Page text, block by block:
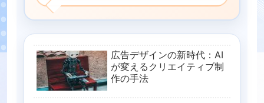
広告デザインの新時代：AI
が変えるクリエイティブ制
作の手法